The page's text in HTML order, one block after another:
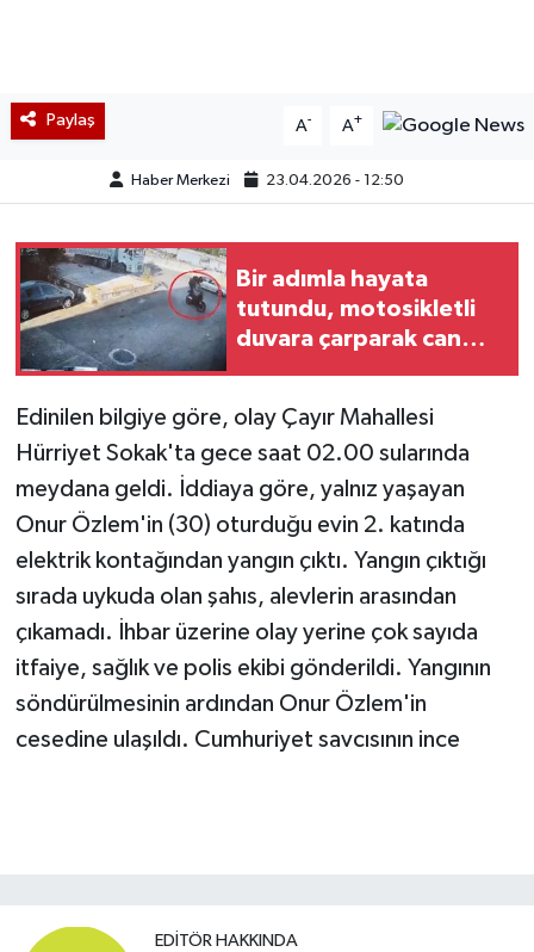
Paylaş A- A+
Haber Merkezi 23.04.2026 - 12:50
Bir adımla hayata
tutundu, motosikletli
duvara çarparak can
Edinilen bilgiye göre, olay Çayır Mahallesi
Hürriyet Sokak'ta gece saat 02.00 sularında
meydana geldi. İddiaya göre, yalnız yaşayan
Onur Özlem'in (30) oturduğu evin 2. katında
elektrik kontağından yangın çıktı. Yangın çıktığı
sırada uykuda olan şahıs, alevlerin arasından
çıkamadı. İhbar üzerine olay yerine çok sayıda
itfaiye, sağlık ve polis ekibi gönderildi. Yangının
söndürülmesinin ardından Onur Özlem'in
cesedine ulaşıldı. Cumhuriyet savcısının ince
EDITÖR HAKKINDA